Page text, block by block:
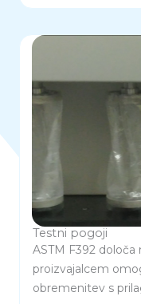
Testni pogoji
ASTM F392 določa
proizvajalcem
obremenitev s